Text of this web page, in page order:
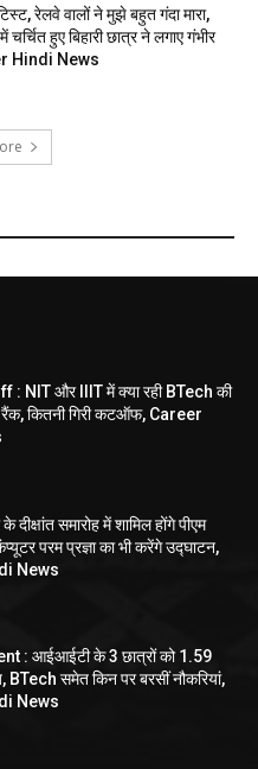
रेलवे वालों ने मुझे बहुत गंदा मारा,
हुए बिहारी छात्र ने लगाए गंभीर
Hindi News
: NIT और IIIT में क्या रही BTech की
रैंक, कितनी गिरी कटऑफ, Career
समारोह में शामिल होंगे पीएम
परम प्रज्ञा का भी करेंगे उद्घाटन,
News
: आईआईटी के 3 छात्रों को 1.59
समेत किन पर बरसीं नौकरियां,
News